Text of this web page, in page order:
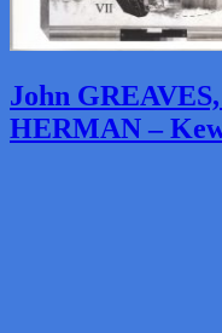
John
HERMAN –